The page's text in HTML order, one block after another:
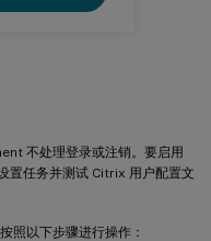
不处理登录或注销。要启用
置任务并测试 Citrix 用户配置文
照以下步骤进行操作：